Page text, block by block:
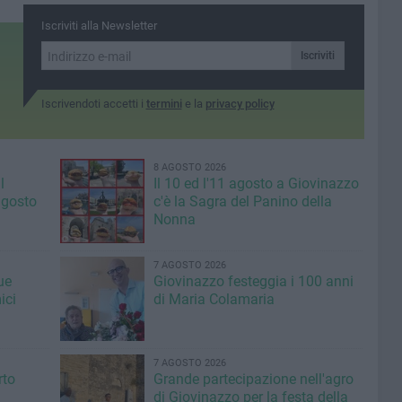
Iscriviti alla Newsletter
Iscriviti
Iscrivendoti accetti i termini e la privacy policy
8 AGOSTO 2026
Il 10 ed l'11 agosto a Giovinazzo
c'è la Sagra del Panino della
Nonna
7 AGOSTO 2026
Giovinazzo festeggia i 100 anni
di Maria Colamaria
7 AGOSTO 2026
Grande partecipazione nell'agro
di Giovinazzo per la festa della